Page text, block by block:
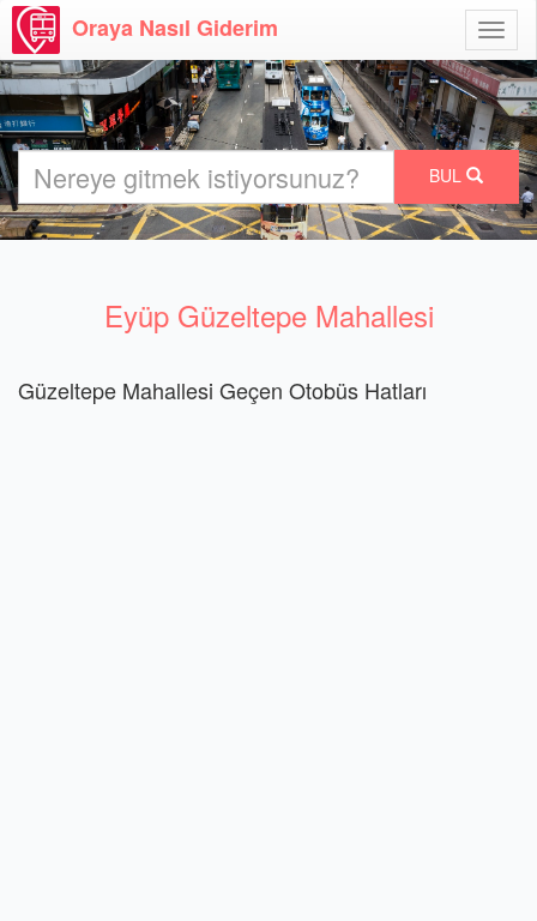
Aç
Oraya Nasıl Giderim
BUL
Eyüp Güzeltepe Mahallesi
Güzeltepe Mahallesi Geçen Otobüs Hatları